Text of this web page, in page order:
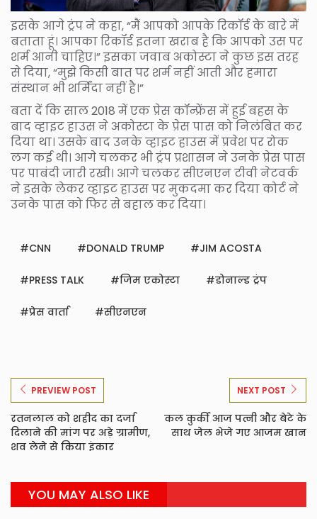
इसके आगे ट्रंप ने कहा, “मैं आपको आपके रिकॉर्ड के बारे में
बताता हूं। आपका रिकॉर्ड इतना खराब है कि आपको उस पर
शर्म आनी चाहिए।” इसका जवाब अकोस्टा ने कुछ इस तरह
से दिया, “मुझे किसी बात पर शर्म नहीं आती और हमारा
संस्थान भी शर्मिंदा नहीं है।”
बता दें कि साल 2018 में एक प्रेस कॉन्फ्रेंस में हुई बहस के
बाद व्हाइट हाउस ने अकोस्टा के प्रेस पास को निलंबित कर
दिया था। उसके बाद उनके व्हाइट हाउस में प्रवेश पर रोक
लग कई थी। आगे चलकर भी ट्रंप प्रशासन ने उनके प्रेस पास
पर पाबंदी जारी रखी। आगे चलकर सीएनएन टीवी नेटवर्क
ने इसके लेकर व्हाइट हाउस पर मुकदमा कर दिया कोर्ट ने
उनके पास को फिर से बहाल कर दिया।
CNN DONALD TRUMP JIM ACOSTA
PRESS TALK जिम एकोस्टा डोनाल्ड ट्रंप
प्रेस वार्ता सीएनएन
PREVIEW POST
रतनलाल को शहीद का दर्जा
दिलाने की मांग पर अड़े ग्रामीण,
शव लेने से किया इंकार
NEXT POST
कल कुर्की आज पत्नी और बेटे के
साथ जेल भेजे गए आजम खान
YOU MAY ALSO LIKE